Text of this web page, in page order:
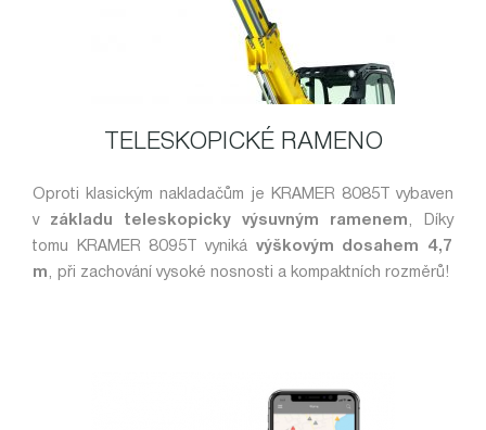
TELESKOPICKÉ RAMENO
Oproti klasickým nakladačům je KRAMER 8085T vybaven
v základu teleskopicky výsuvným ramenem, Díky
tomu KRAMER 8095T vyniká výškovým dosahem 4,7
m, při zachování vysoké nosnosti a kompaktních rozměrů!